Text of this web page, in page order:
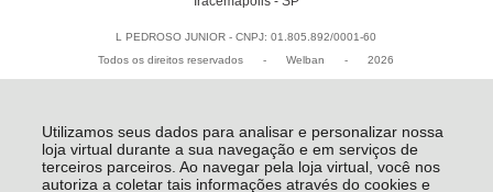
Utilizamos seus dados para analisar e personalizar nossa
loja virtual durante a sua navegação e em serviços de
terceiros parceiros. Ao navegar pela loja virtual, você nos
autoriza a coletar tais informações através do cookies e
L PEDROSO JUNIOR - CNPJ: 01.805.892/0001-60
Todos os direitos reservados
- Welban - 2026